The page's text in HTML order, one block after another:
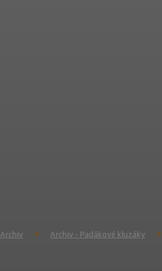
Archiv Archiv - Padákové kluzáky